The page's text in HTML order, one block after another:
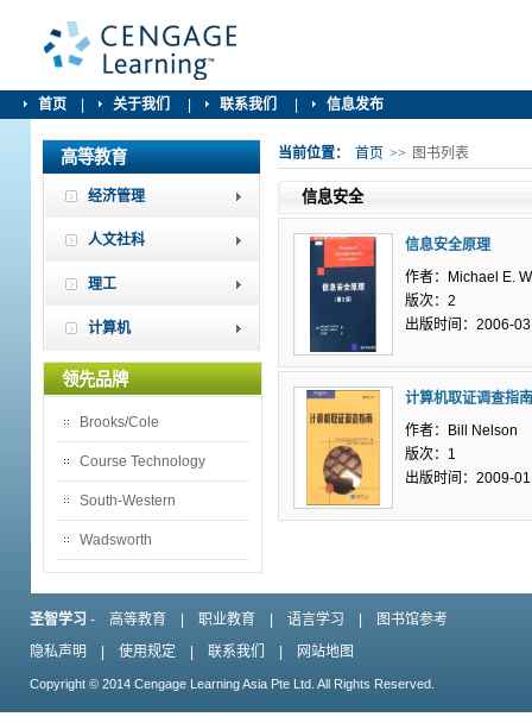
首页 关于我们 联系我们 信息发布
高等教育
经济管理
人文社科
理工
计算机
领先品牌
Brooks/Cole
Course Technology
South-Western
Wadsworth
当前位置： 首页 >> 图书列表
信息安全
信息安全原理
作者：Michael E.
版次：2
出版时间：2006-03
计算机取证调查指南
作者：Bill Nelson
版次：1
出版时间：2009-01
圣智学习 - 高等教育 职业教育 语言学习
图书馆参考
隐私声明
使用规定 联系我们 网站地图
Copyright © 2014 Cengage Learning Asia Pte Ltd. All Rights Reserved.